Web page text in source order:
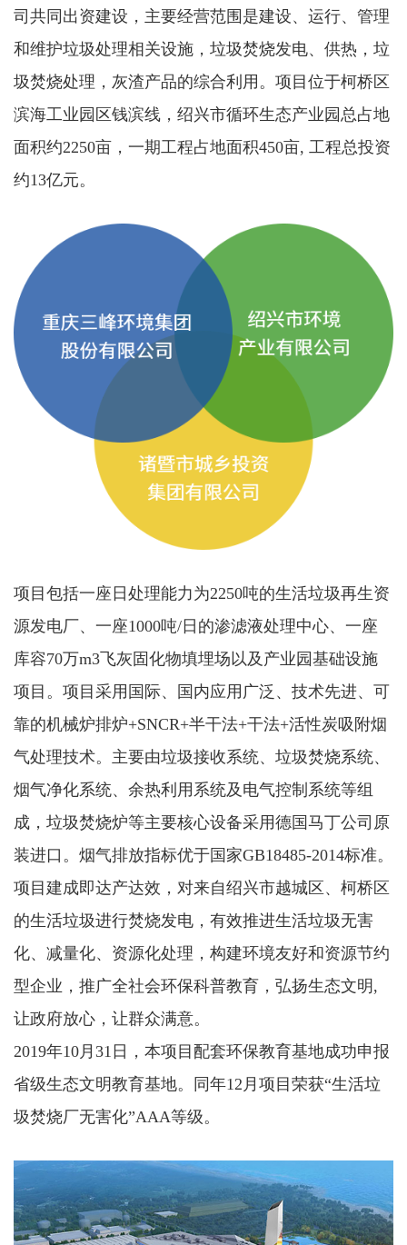
司共同出资建设，主要经营范围是建设、运行、管理
和维护垃圾处理相关设施，垃圾焚烧发电、供热，垃
圾焚烧处理，灰渣产品的综合利用。项目位于柯桥区
滨海工业园区钱滨线，绍兴市循环生态产业园总占地
面积约2250亩，一期工程占地面积450亩, 工程总投资
约13亿元。
项目包括一座日处理能力为2250吨的生活垃圾再生资
源发电厂、一座1000吨/日的渗滤液处理中心、一座
库容70万m3飞灰固化物填埋场以及产业园基础设施
项目。项目采用国际、国内应用广泛、技术先进、可
靠的机械炉排炉+SNCR+半干法+干法+活性炭吸附烟
气处理技术。主要由垃圾接收系统、垃圾焚烧系统、
烟气净化系统、余热利用系统及电气控制系统等组
成，垃圾焚烧炉等主要核心设备采用德国马丁公司原
装进口。烟气排放指标优于国家GB18485-2014标准。
项目建成即达产达效，对来自绍兴市越城区、柯桥区
的生活垃圾进行焚烧发电，有效推进生活垃圾无害
化、减量化、资源化处理，构建环境友好和资源节约
型企业，推广全社会环保科普教育，弘扬生态文明,
让政府放心，让群众满意。
2019年10月31日，本项目配套环保教育基地成功申报
省级生态文明教育基地。同年12月项目荣获“生活垃
圾焚烧厂无害化”AAA等级。